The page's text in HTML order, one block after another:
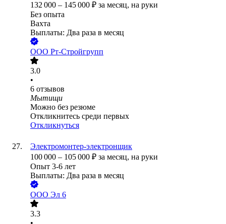
132 000 – 145 000 ₽ за месяц, на руки
Без опыта
Вахта
Выплаты: Два раза в месяц
ООО Рт-Стройгрупп
3.0
•
6 отзывов
Мытищи
Можно без резюме
Откликнитесь среди первых
Откликнуться
Электромонтер-электронщик
100 000 – 105 000 ₽ за месяц, на руки
Опыт 3-6 лет
Выплаты: Два раза в месяц
ООО Эл 6
3.3